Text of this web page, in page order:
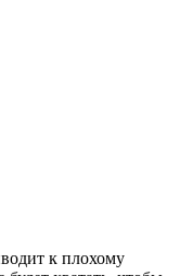
к плохому